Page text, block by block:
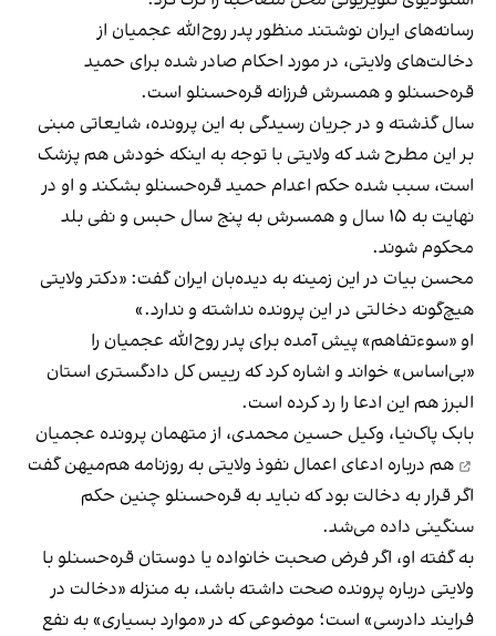
رسانه‌های ایران نوشتند منظور پدر روح‌الله عجمیان از
دخالت‌های ولایتی، در مورد احکام صادر شده برای حمید
قره‌حسنلو و همسرش فرزانه قره‌حسنلو است.
سال گذشته و در جریان رسیدگی به این پرونده، شایعاتی مبنی
بر این مطرح شد که ولایتی با توجه به اینکه خودش هم پزشک
است، سبب شده حکم اعدام حمید قره‌حسنلو بشکند و او در
نهایت به ۱۵ سال و همسرش به پنج سال حبس و نفی بلد
محکوم شوند.
محسن بیات در این زمینه به دیده‌بان ایران گفت: «دکتر ولایتی
هیچ‌گونه دخالتی در این پرونده نداشته و ندارد.»
او «سوءتفاهم» پیش آمده برای پدر روح‌الله عجمیان را
«بی‌اساس» خواند و اشاره کرد که رییس کل دادگستری استان
البرز هم این ادعا را رد کرده است.
بابک پاک‌نیا، وکیل حسین محمدی، از متهمان پرونده عجمیان
هم درباره ادعای اعمال نفوذ ولایتی به روزنامه هم‌میهن گفت
اگر قرار به دخالت بود که نباید به قره‌حسنلو چنین حکم
سنگینی داده می‌شد.
به گفته او، اگر فرض صحبت خانواده یا دوستان قره‌حسنلو با
ولایتی درباره پرونده صحت داشته باشد، به منزله «دخالت در
فرایند دادرسی» است؛ موضوعی که در «موارد بسیاری» به نفع